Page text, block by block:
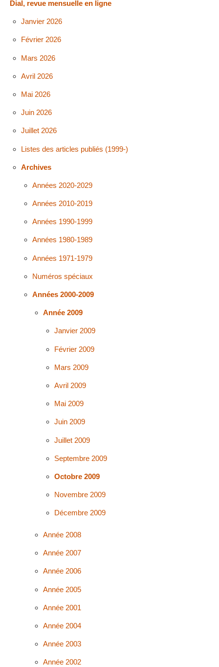
Dial, revue mensuelle en ligne
Janvier 2026
Février 2026
Mars 2026
Avril 2026
Mai 2026
Juin 2026
Juillet 2026
Listes des articles publiés (1999-)
Archives
Années 2020-2029
Années 2010-2019
Années 1990-1999
Années 1980-1989
Années 1971-1979
Numéros spéciaux
Années 2000-2009
Année 2009
Janvier 2009
Février 2009
Mars 2009
Avril 2009
Mai 2009
Juin 2009
Juillet 2009
Septembre 2009
Octobre 2009
Novembre 2009
Décembre 2009
Année 2008
Année 2007
Année 2006
Année 2005
Année 2001
Année 2004
Année 2003
Année 2002